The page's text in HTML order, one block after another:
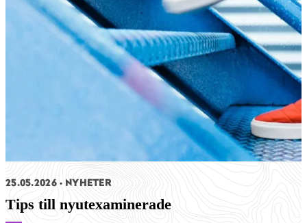
25.05.2026 NYHETER
Tips till nyutexaminerade